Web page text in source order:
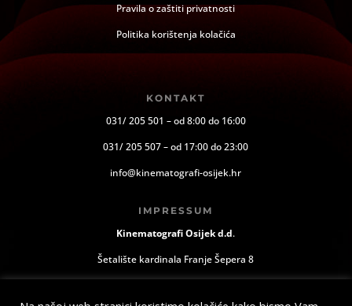
Pravila o zaštiti privatnosti
Politika korištenja kolačića
KONTAKT
031/ 205 501 – od 8:00 do 16:00
031/ 205 507 – od 17:00 do 23:00
info@kinematografi-osijek.hr
IMPRESSUM
Kinematografi Osijek d.d.
Šetalište kardinala Franje Šepera 8